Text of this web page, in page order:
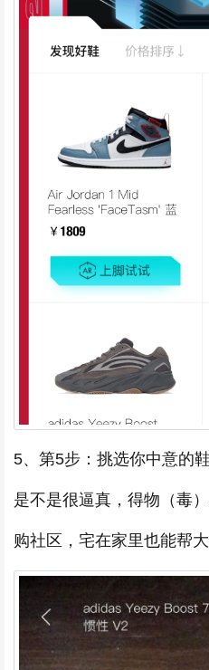
5、第5步：挑选你中意的
是不是很逼真，得物（毒
购社区，宅在家里也能帮